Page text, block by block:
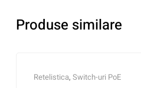
Produse similare
Retelistica, Switch-uri PoE